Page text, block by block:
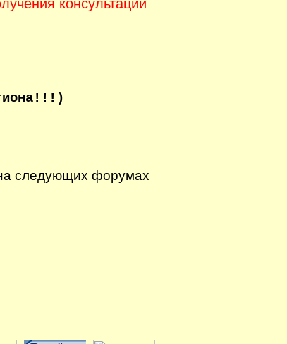
консультации
следующих форумах